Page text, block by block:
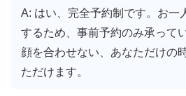
A: はい、完全予約制です。お一
するため、事前予約のみ承って
顔を合わせない、あなただけの
ただけます。